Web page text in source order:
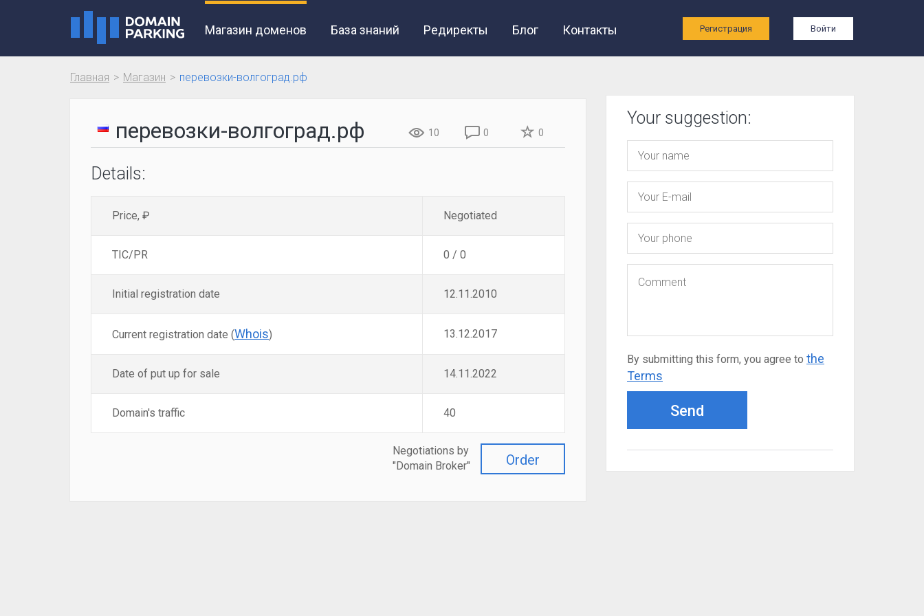
Магазин доменов База знаний Редиректы Блог Контакты Регистрация Войти
Главная Магазин перевозки-волгоград.рф
перевозки-волгоград.рф 10 0 0
Details:
Price, ₽ Negotiated
TIC/PR 0 / 0
Initial registration date 12.11.2010
Current registration date (Whois) 13.12.2017
Date of put up for sale 14.11.2022
Domain's traffic 40
Order
Negotiations by
"Domain Broker"
Your suggestion:
By submitting this form, you agree to the
Terms
Send